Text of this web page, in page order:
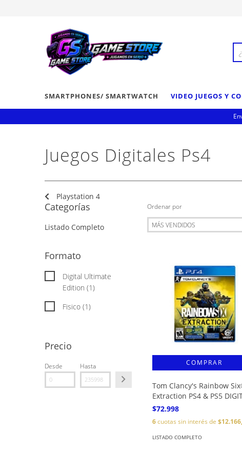
SMARTPHONES/ SMARTWATCH VIDEO JUEGOS Y
Juegos Digitales Ps4
Playstation 4
Categorías
Listado Completo
Formato
Digital Ultimate
Edition (1)
Fisico (1)
Precio
Desde Hasta
Ordenar por
Tom Clancy's Rainbow
Extraction PS4 & PS5
$72.998
6cuotas sin interés de
LISTADO COMPLETO